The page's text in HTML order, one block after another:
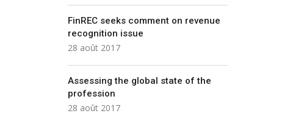
FinREC seeks comment on revenue
recognition issue
28 août 2017
Assessing the global state of the
profession
28 août 2017